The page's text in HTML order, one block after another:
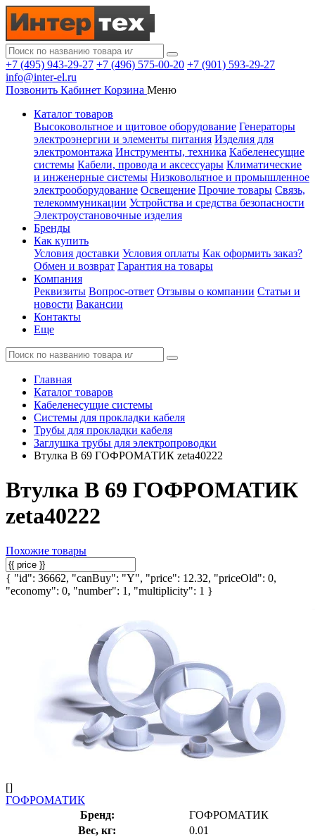
+7 (495) 943-29-27 +7 (496) 575-00-20 +7 (901) 593-29-27
info@inter-el.ru
Позвонить Кабинет Корзина Меню
Каталог товаров
Высоковольтное и щитовое оборудование Генераторы
электроэнергии и элементы питания Изделия для
электромонтажа Инструменты, техника Кабеленесущие
системы Кабели, провода и аксессуары Климатические
и инженерные системы Низковольтное и промышленное
электрооборудование Освещение Прочие товары Связь,
телекоммуникации Устройства и средства безопасности
Электроустановочные изделия
Бренды
Как купить
Условия доставки Условия оплаты Как оформить заказ?
Обмен и возврат Гарантия на товары
Компания
Реквизиты Вопрос-ответ Отзывы о компании Статьи и
новости Вакансии
Контакты
Еще
Главная
Каталог товаров
Кабеленесущие системы
Системы для прокладки кабеля
Трубы для прокладки кабеля
Заглушка трубы для электропроводки
Втулка В 69 ГОФРОМАТИК zeta40222
Втулка В 69 ГОФРОМАТИК
zeta40222
Похожие товары
{ "id": 36662, "canBuy": "Y", "price": 12.32, "priceOld": 0,
"economy": 0, "number": 1, "multiplicity": 1 }
[]
ГОФРОМАТИК
Бренд:
ГОФРОМАТИК
Вес, кг:
0.01